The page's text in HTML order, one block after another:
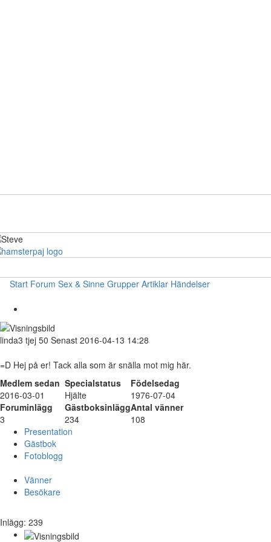
Start Forum Sex & Sinne Grupper Artiklar Händelser
linda3 tjej 50 Senast 2016-04-13 14:28
=D Hej på er! Tack alla som är snälla mot mig här.
Medlem sedan Specialstatus
Födelsedag
2016-03-01
Hjälte
1976-07-04
Foruminlägg
GästboksinläggAntal vänner
3
234
108
Presentation
Gästbok
Fotoblogg
Vänner
Besökare
Inlägg: 239